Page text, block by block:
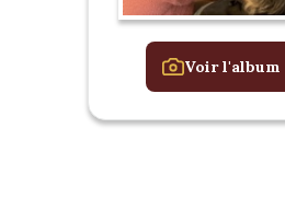
Voir l'album